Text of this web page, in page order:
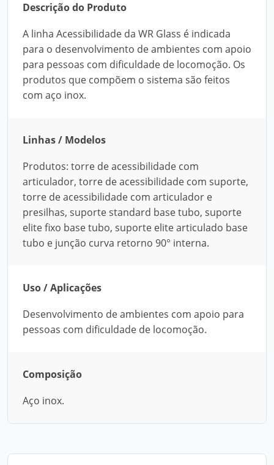
Descrição do Produto
A linha Acessibilidade da WR Glass é indicada
para o desenvolvimento de ambientes com apoio
para pessoas com dificuldade de locomoção. Os
produtos que compõem o sistema são feitos
com aço inox.
Linhas / Modelos
Produtos: torre de acessibilidade com
articulador, torre de acessibilidade com suporte,
torre de acessibilidade com articulador e
presilhas, suporte standard base tubo, suporte
elite fixo base tubo, suporte elite articulado base
tubo e junção curva retorno 90° interna.
Uso / Aplicações
Desenvolvimento de ambientes com apoio para
pessoas com dificuldade de locomoção.
Composição
Aço inox.